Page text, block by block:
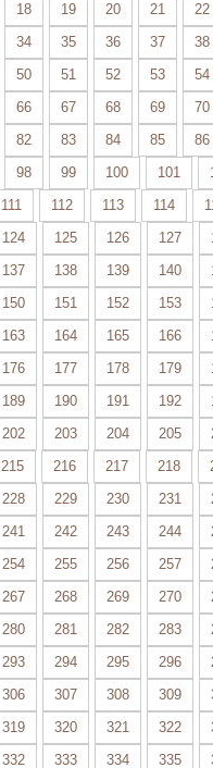
18 19 20 21
22
34 35 36 37
38
50 51 52 53
54
66 67 68 69
70
82 83 84 85
86
98 99 100 101
111 112 113 114
124 125 126 127
137 138 139 140
150 151 152 153
163 164 165 166
176 177 178 179
189 190 191 192
202 203 204 205
215 216 217 218
228 229 230 231
241 242 243 244
254 255 256 257
267 268 269 270
280 281 282 283
293 294 295 296
306 307 308 309
319 320 321 322
332 333 334 335